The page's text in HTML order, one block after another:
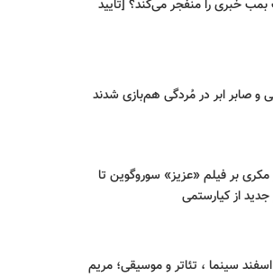
خبری را منفجر می‌کند؟ [تایید
و صابر ابر در مُردگی هم‌بازی شدند
مکری بر فیلم «عزیز» سوروگوین تا
از کیارستمی
متولدین ۲۴ اسفند سینما ، تئاتر و موسیقی؛ مریم